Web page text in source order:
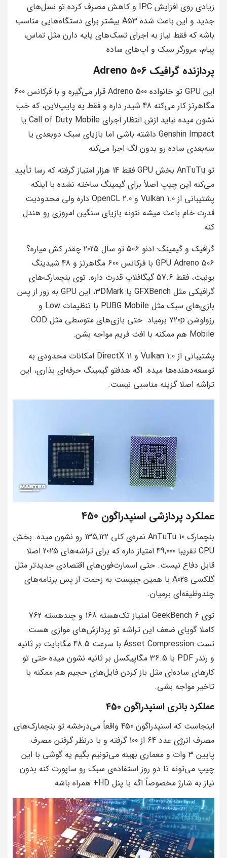
زیادی روی افزایش IPC و کاهش مصرف کرده تو نسل‌های
جدید و این باعث شده A53 بیشتر برای دستگاه‌هایی مناسب
باشه که فقط نیاز به اجرای تسک‌های پایه دارن مثل تماس،
پیام، مرورگر سبک و اپ‌های ساده
پردازنده گرافیک Adreno 506
این GPU تو خانواده Adreno 500 قرار می‌گیره و با فرکانس 600
مگاهرتز کار می‌کنه 48 شیدر داره و فقط یه پایپ‌لاین، که خب
نشون میده نباید ازش انتظار اجرای Call of Duty Mobile یا
Genshin Impact داشته باشی اما بازیای سبک دوبعدی یا
سه‌بعدی ساده رو بدون لگ اجرا می‌کنه
تو AnTuTu بخش GPU فقط 14 هزار امتیاز گرفته که رسا تأیید
می‌کنه این چیپ اصلاً برای گیمینگ ساخته نشده با اینکه
پشتیبانی از Vulkan 1.0 و OpenCL 2.0 داره ولی محدودیت
قدرت خام باعث میشه نتونه بازیای سنگین امروزی رو هندل
کنه
گرافیک و گیمینگ: ادنو 506 تو سال 2025 چقدر کش میاره؟
GPU Adreno 506 با فرکانس 600 مگاهرتز و 48 شیدینگ
یونیت، فقط 57.6 گیگافلاپ قدرت داره. توی بنچمارک‌های
گرافیکی مثل GFXBench یا 3DMark، این GPU به زور از پس
بازی‌های سبک مثل PUBG Mobile با تنظیمات Low و
رزولوشن 720p برمیاد. حتی بازی‌های متوسطی مثل COD
Mobile هم ممکنه با افت فریم مواجه بشن.
پشتیبانی از Vulkan 1.0 و DirectX 11 امکانات محدودی به
توسعه‌دهنده‌ها میده. اگه هدفتو گیمینگ حرفه‌ای بذاری، این
تراشه اصلا گزینه مناسبی نیست.
عملکرد پردازشی اسنپدراگون 450
بنچمارک AnTuTu 10 نمره‌ی کلی 135,122 رو نشون میده. بخش
CPU تقریبا 49,000 امتیاز داره که برای تراشه‌های 2025 اصلا
قابل دفاع نیست. حتی اسمارت‌فون‌های اقتصادی جدیدتر مثل
گلکسی A02s با همین چیپست به زحمت از پس برنامه‌های
چندوظیفه‌ای برمیان.
توی GeekBench 6 امتیاز تک‌هسته 168 و چندهسته 762
کاملا گویای ضعف این تراشه تو پردازش‌های موازی هست.
تست Asset Compression با سرعت 48.5 مگابایت بر ثانیه
و رندر PDF با 36.5 مگاپیکسل بر ثانیه نشون میده حتی تو
کارهای ساده‌ای مثل باز کردن فایل‌های حجیم هم ممکنه با
تاخیر مواجه بشی.
عملکرد باتری اسنپدراگون 450
اینجاست که اسنپدراگون 450 واقعاً می‌درخشه تو بنچمارک‌های
مصرف انرژی عدد 64 از 100 گرفته و با درنظر گرفتن مصرف
پایین 3 وات و معماری بهینه می‌تونیم بگیم یه گوشی با این
چیپ می‌تونه تا دو روز استفاده‌ی سبک رو ساپورت کنه بدون
نیاز به شارژ مخصوصاً اگه با پنل HD+ همراه باشه